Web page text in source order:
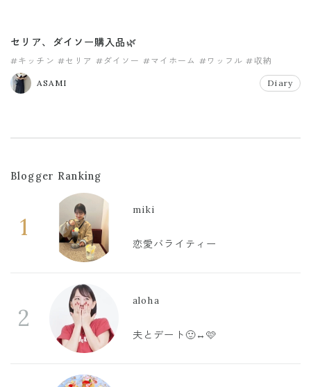
セリア、ダイソー購入品🌿
#キッチン #セリア #ダイソー #マイホーム #ワッフル #収納
ASAMI Diary
Blogger Ranking
1
miki
恋愛バライティー
2
aloha
夫とデート🙂‍↔️🩷